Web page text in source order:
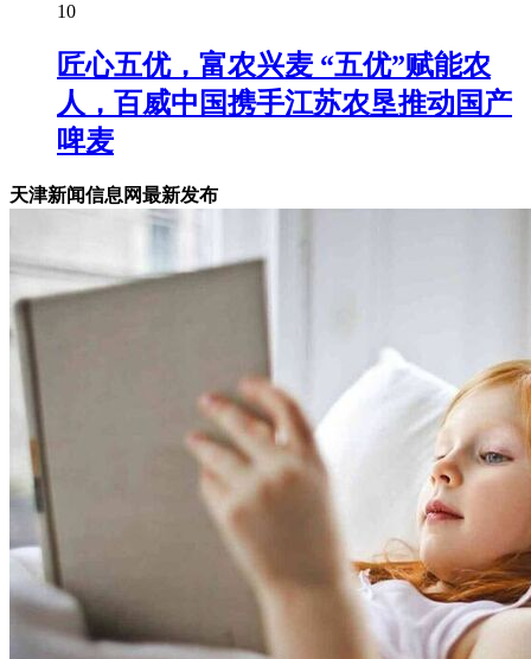
10
匠心五优，富农兴麦 “五优”赋能农
人，百威中国携手江苏农垦推动国产
啤麦
天津新闻信息网最新发布